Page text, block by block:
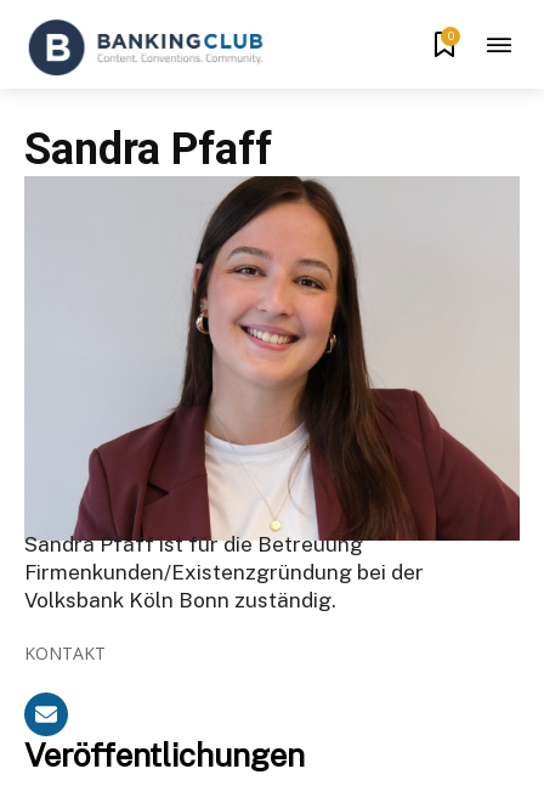
0
Sandra Pfaff
Sandra Pfaff istfür dieBetreuung
Firmenkunden/Existenzgründung bei der
Volksbank Köln Bonn zuständig.
KONTAKT
Veröffentlichungen